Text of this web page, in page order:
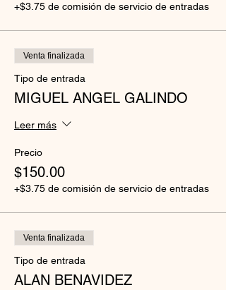
+$3.75 de comisión de servicio de entradas
Venta finalizada
Tipo de entrada
MIGUEL ANGEL GALINDO
Leer más
Precio
$150.00
+$3.75 de comisión de servicio de entradas
Venta finalizada
Tipo de entrada
ALAN BENAVIDEZ